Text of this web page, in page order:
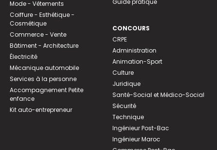
Mode - Vêtements
Coiffure - Esthétique -
Cosmétique
Commerce - Vente
Bâtiment - Architecture
Électricité
Mécanique automobile
Services à la personne
Accompagnement Petite
enfance
Kit auto-entrepreneur
Guide pratique
CONCOURS
CRPE
Administration
Animation-Sport
Culture
Juridique
Santé-Social et Médico-Social
Sécurité
Technique
Ingénieur Post-Bac
Ingénieur Maroc